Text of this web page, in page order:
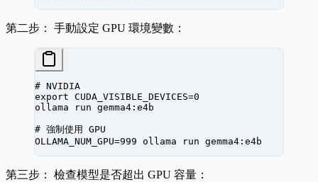
第二步： 手動設定 GPU 環境變數：
# NVIDIA
export CUDA_VISIBLE_DEVICES=0
ollama run gemma4:e4b
# 強制使用 GPU
OLLAMA_NUM_GPU=999 ollama run gemma4:e4b
第三步： 檢查模型是否超出 GPU 容量：